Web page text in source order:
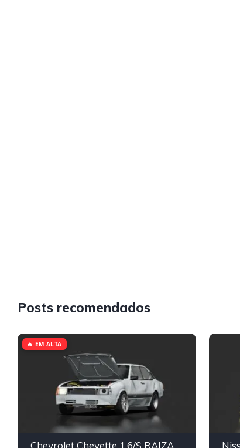
Posts recomendados
Chevrolet Chevette 1.6/S RAIZAO Missile
🔥 EM ALTA